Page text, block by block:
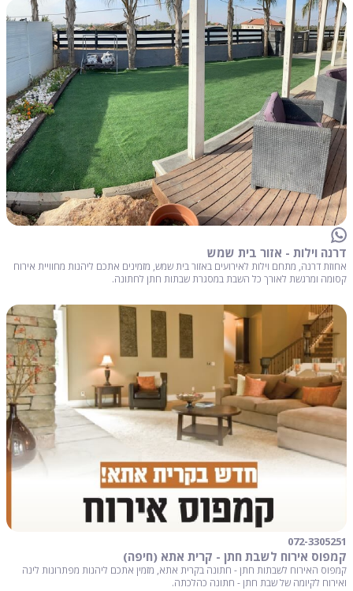
דרנה וילות - אזור בית שמש
אחוזת דרנה, מתחם וילות לאירועים באזור בית שמש, מזמינים אתכם ליהנות מחוויית אירוח
קסומה ומרגשת לאורך כל השבת במסגרת שבתות חתן לחתונה.
072-3305251
קמפוס אירוח לשבת חתן - קרית אתא (חיפה)
קמפוס האירוח לשבתות חתן - חתונה בקרית אתא, מזמין אתכם ליהנות מפתרונות לינה
ואירוח לקיומה של שבת חתן - חתונה כהלכתה.